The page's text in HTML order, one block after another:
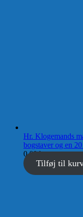
Hr. Klogemands
bogstaver og en
0,00kr.
Tilføj til